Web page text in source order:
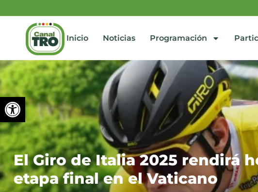
Abrir barra de herramientas
Inicio Noticias Programación
El Giro de Italia 2025 rendirá
etapa final en el Vaticano